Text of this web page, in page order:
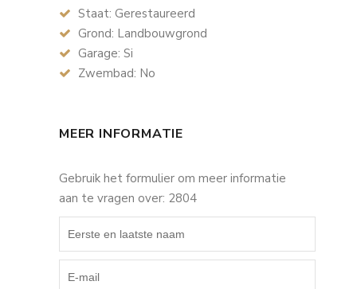
Staat: Gerestaureerd
Grond: Landbouwgrond
Garage: Si
Zwembad: No
MEER INFORMATIE
Gebruik het formulier om meer informatie
aan te vragen over: 2804